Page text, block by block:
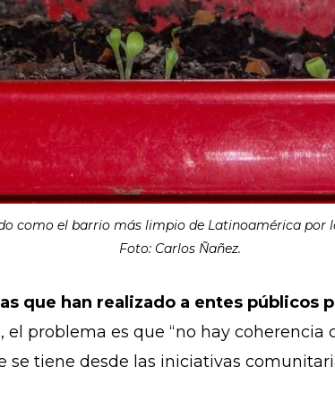
como el barrio más limpio de Latinoamérica por
Foto: Carlos Ñañez.
que han realizado a entes públicos
el problema es que “no hay
tiene desde las iniciativas